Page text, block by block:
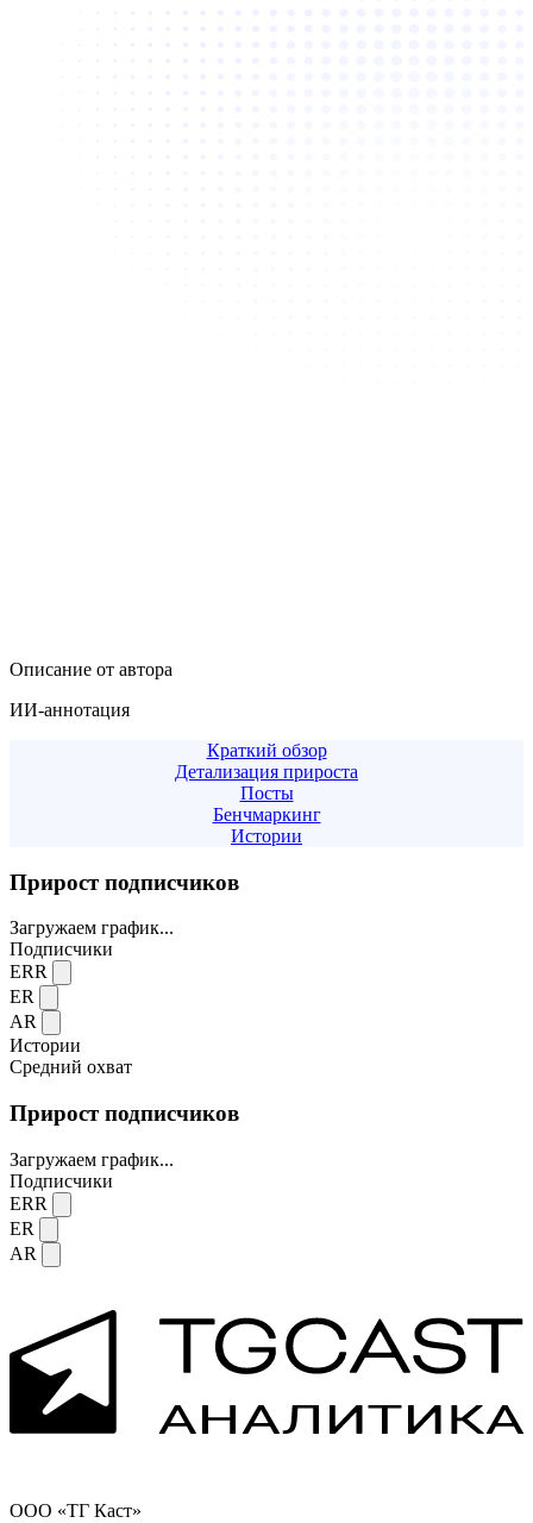
Описание от автора
ИИ-аннотация
Краткий обзор
Детализация прироста
Посты
Бенчмаркинг
Истории
Прирост подписчиков
Загружаем график...
Подписчики
ERR
ER
AR
Истории
Средний охват
Прирост подписчиков
Загружаем график...
Подписчики
ERR
ER
AR
ООО «ТГ Каст»